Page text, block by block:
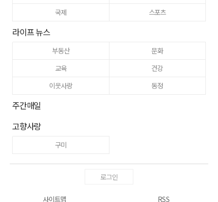
국제
스포츠
라이프 뉴스
부동산
문화
교육
건강
이웃사랑
동정
주간매일
고향사랑
구미
로그인
사이트맵 RSS